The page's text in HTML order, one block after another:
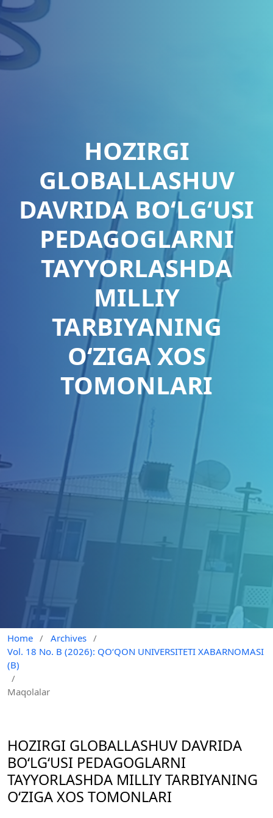
HOZIRGI
GLOBALLASHUV
DAVRIDA BO‘LG‘USI
PEDAGOGLARNI
TAYYORLASHDA
MILLIY
TARBIYANING
O‘ZIGA XOS
TOMONLARI
Home / Archives /
Vol. 18 No. B (2026): QO‘QON UNIVERSITETI XABARNOMASI
(B)
/
Maqolalar
HOZIRGI GLOBALLASHUV DAVRIDA
BO‘LG‘USI PEDAGOGLARNI
TAYYORLASHDA MILLIY TARBIYANING
O‘ZIGA XOS TOMONLARI